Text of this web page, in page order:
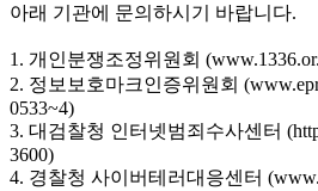
아래 기관에 문의하시기 바랍니다.
1. 개인분쟁조정위원회
2. 정보보호마크인증위원회
0533~4)
3. 대검찰청 인터넷범죄수사센터
3600)
4. 경찰청 사이버테러대응센터